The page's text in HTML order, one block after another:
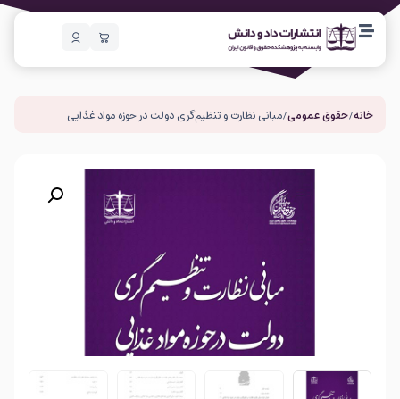
خانه/حقوق عمومی/ مبانی نظارت و تنظیم‌گری دولت در حوزه مواد غذایی